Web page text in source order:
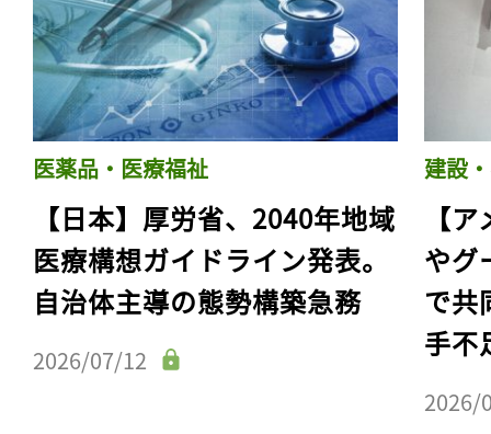
医薬品・医療福祉
【日本】厚労省、2040年地域
医療構想ガイドライン発表。
自治体主導の態勢構築急務
2026/07/12
建設
【
やグ
で共
手不
2026/